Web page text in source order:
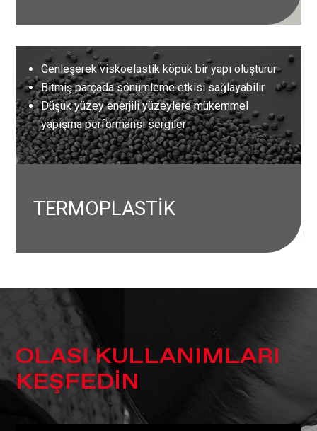
Genleşerek viskoelastik köpük bir yapı oluşturur
Bitmiş parçada sönümleme etkisi sağlayabilir
Düşük yüzey enerjili yüzeylere mükemmel
yapışma performansı sergiler
TERMOPLASTİK
OLASI KULLANIMLARI
KEŞFEDİN